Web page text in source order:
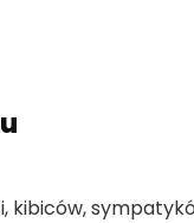
kibiców,